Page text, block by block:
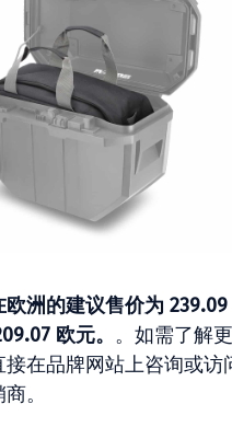
洲的建议售价为
欧元。 。如需了解
在品牌网站上咨询或访
。